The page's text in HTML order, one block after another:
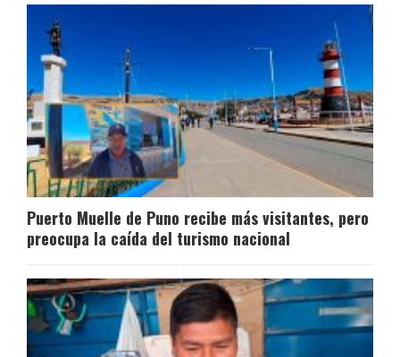
Puerto Muelle de Puno recibe más visitantes, pero
preocupa la caída del turismo nacional